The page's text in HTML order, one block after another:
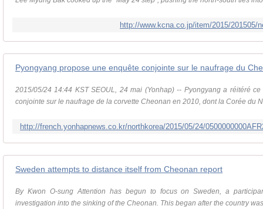
http://www.kcna.co.jp/item/2015/201505/
Pyongyang propose une enquête conjointe sur le naufrage du
2015/05/24 14:44 KST SEOUL, 24 mai (Yonhap) -- Pyongyang a réitéré
conjointe sur le naufrage de la corvette Cheonan en 2010, dont la Corée du
http://french.yonhapnews.co.kr/northkorea/2015/05/24/
Sweden attempts to distance itself from Cheonan report
By Kwon O-sung Attention has begun to focus on Sweden, a
investigation into the sinking of the Cheonan. This began after the country